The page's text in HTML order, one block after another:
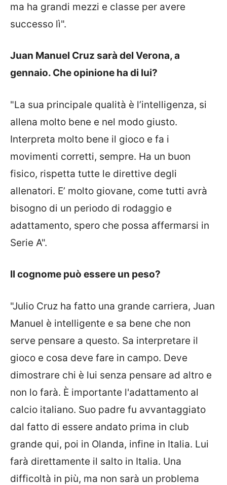
ma ha grandi mezzi e classe per avere
successo lì".
Juan Manuel Cruz sarà del Verona, a
gennaio. Che opinione ha di lui?
"La sua principale qualità è l’intelligenza, si
allena molto bene e nel modo giusto.
Interpreta molto bene il gioco e fa i
movimenti corretti, sempre. Ha un buon
fisico, rispetta tutte le direttive degli
allenatori. E’ molto giovane, come tutti avrà
bisogno di un periodo di rodaggio e
adattamento, spero che possa affermarsi in
Serie A".
Il cognome può essere un peso?
"Julio Cruz ha fatto una grande carriera, Juan
Manuel è intelligente e sa bene che non
serve pensare a questo. Sa interpretare il
gioco e cosa deve fare in campo. Deve
dimostrare chi è lui senza pensare ad altro e
non lo farà. È importante l'adattamento al
calcio italiano. Suo padre fu avvantaggiato
dal fatto di essere andato prima in club
grande qui, poi in Olanda, infine in Italia. Lui
farà direttamente il salto in Italia. Una
difficoltà in più, ma non sarà un problema